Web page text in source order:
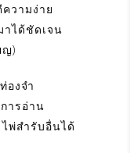
วามง่าย
าได้ชัดเจน
ญ)
องจำ
ารอ่าน
พ่สำรับอื่นได้